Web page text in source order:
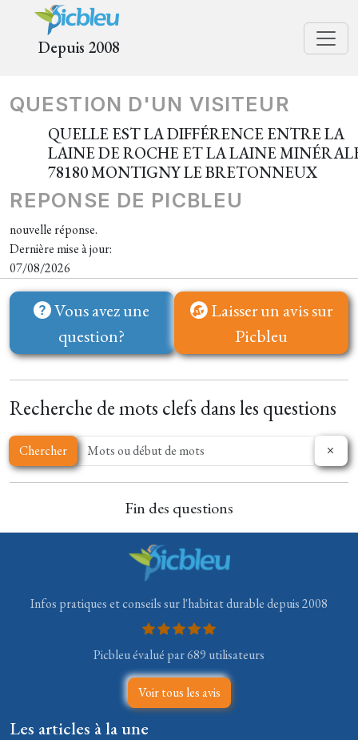
Depuis 2008
QUESTION D'UN VISITEUR
QUELLE EST LA DIFFÉRENCE ENTRE LA
LAINE DE ROCHE ET LA LAINE
78180 MONTIGNY LE BRETONNEUX
REPONSE DE PICBLEU
nouvelle réponse.
Dernière mise à jour:
07/08/2026
Vous avez une
question?
Laisser un avis sur
Picbleu
Recherche de mots clefs dans les questions
Chercher
Fin des questions
Infos pratiques et conseils sur l'habitat durable depuis 2008
Picbleu évalué par 689 utilisateurs
Voir tous les avis
Les articles à la une